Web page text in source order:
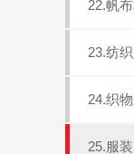
22.帆
23.纺
24.织
25.服